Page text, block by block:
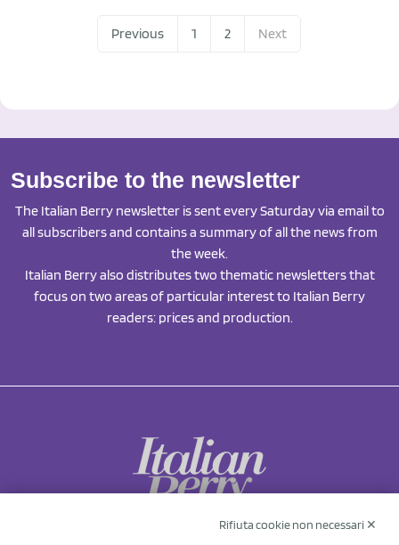
Previous 1 2 Next
Subscribe to the newsletter
The Italian Berry newsletter is sent every Saturday via email to
all subscribers and contains a summary of all the news from
the week.
Italian Berry also distributes two thematic newsletters that
focus on two areas of particular interest to Italian Berry
readers: prices and production.
Rifiuta cookie non necessari ✕